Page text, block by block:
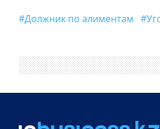
#Должник по алиментам